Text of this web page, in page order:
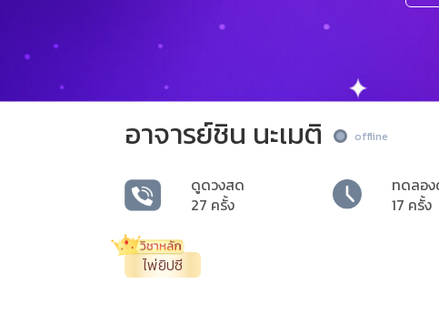
อาจารย์ชิน นะเมติ offline
ดูดวงสด
27 ครั้ง
ทดลอ
17 ครั้ง
ไพ่ยิปซี